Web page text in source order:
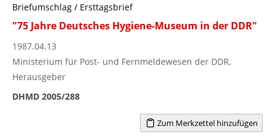
Briefumschlag / Ersttagsbrief
"75 Jahre Deutsches Hygiene-Museum in der DDR"
1987.04.13
Ministerium für Post- und Fernmeldewesen der DDR,
Herausgeber
DHMD 2005/288
Zum Merkzettel hinzufügen